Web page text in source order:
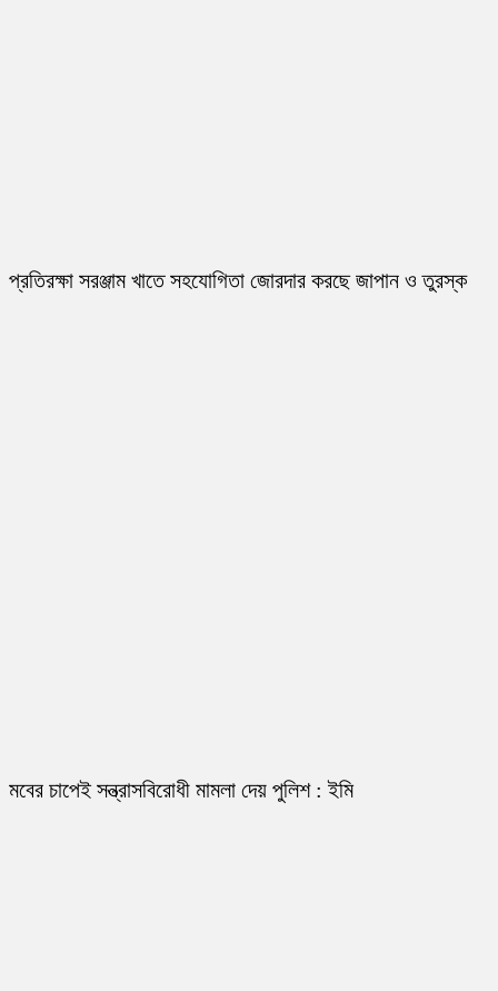
প্রতিরক্ষা সরঞ্জাম খাতে সহযোগিতা জোরদার করছে জাপান ও তুরস্ক
মবের চাপেই সন্ত্রাসবিরোধী মামলা দেয় পুলিশ : ইমি